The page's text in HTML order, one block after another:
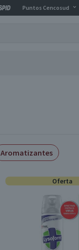
Puntos Cencosud
Aromatizantes
Oferta